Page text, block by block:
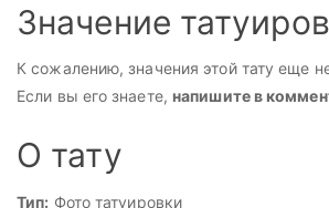
Значение
К сожалению, значения этой тату еще
Если вы его знаете, напишите в
О тату
Тип: Фото татуировки